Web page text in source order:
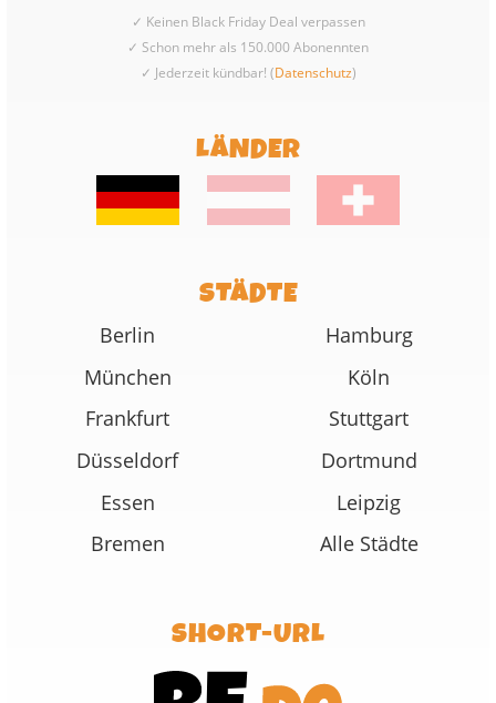
✓ Keinen Black Friday Deal verpassen
✓ Schon mehr als 150.000 Abonennten
✓ Jederzeit kündbar! (Datenschutz)
LÄNDER
STÄDTE
Berlin
Hamburg
München
Köln
Frankfurt
Stuttgart
Düsseldorf
Dortmund
Essen
Leipzig
Bremen
Alle Städte
SHORT-URL